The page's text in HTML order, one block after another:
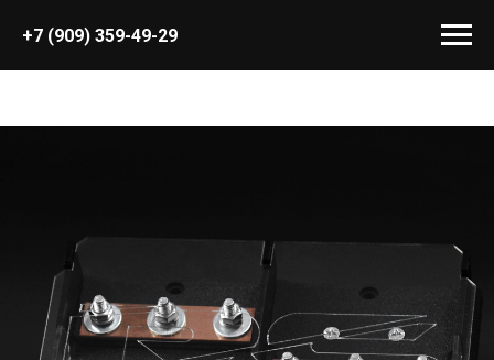
+7 (909) 359-49-29